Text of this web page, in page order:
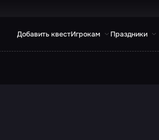
Добавить квестИгрокам Праздники